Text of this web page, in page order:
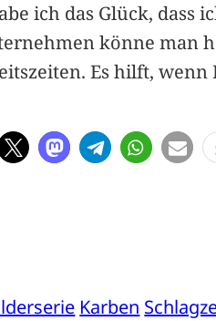
ich das Glück, dass
könne man
Es hilft, wenn
Karben